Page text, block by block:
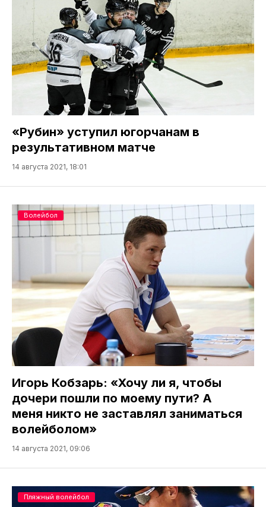
«Рубин» уступил югорчанам в
результативном матче
14 августа 2021, 18:01
Игорь Кобзарь: «Хочу ли я, чтобы
дочери пошли по моему пути? А
меня никто не заставлял заниматься
волейболом»
14 августа 2021, 09:06
Волейбол
Пляжный волейбол